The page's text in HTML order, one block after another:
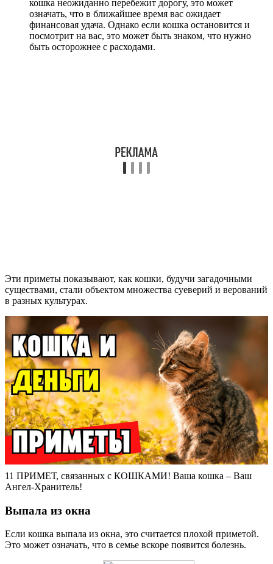
кошка неожиданно перебежит дорогу, это может
означать, что в ближайшее время вас ожидает
финансовая удача. Однако если кошка остановится и
посмотрит на вас, это может быть знаком, что нужно
быть осторожнее с расходами.
Эти приметы показывают, как кошки, будучи загадочными
существами, стали объектом множества суеверий и верований
в разных культурах.
11 ПРИМЕТ, связанных с КОШКАМИ! Ваша кошка – Ваш
Ангел-Хранитель!
Выпала из окна
Если кошка выпала из окна, это считается плохой приметой.
Это может означать, что в семье вскоре появится болезнь.